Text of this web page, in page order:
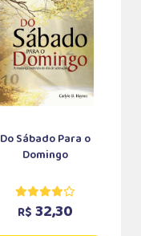
Do Sábado Para o
Domingo
R$ 32,30